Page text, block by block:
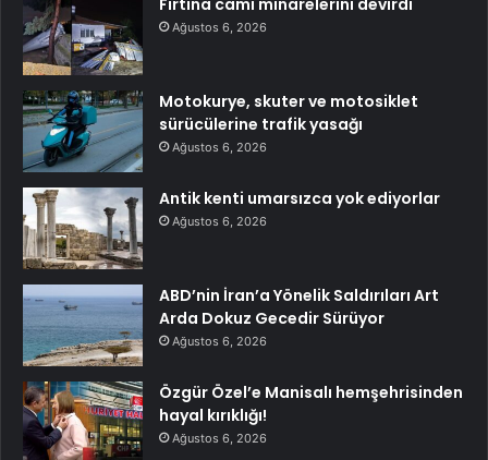
Fırtına cami minarelerini devirdi
Ağustos 6, 2026
Motokurye, skuter ve motosiklet
sürücülerine trafik yasağı
Ağustos 6, 2026
Antik kenti umarsızca yok ediyorlar
Ağustos 6, 2026
ABD’nin İran’a Yönelik Saldırıları Art
Arda Dokuz Gecedir Sürüyor
Ağustos 6, 2026
Özgür Özel’e Manisalı hemşehrisinden
hayal kırıklığı!
Ağustos 6, 2026